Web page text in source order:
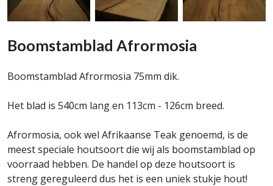
Boomstamblad Afrormosia
Boomstamblad Afrormosia 75mm dik.
Het blad is 540cm lang en 113cm - 126cm breed.
Afrormosia, ook wel Afrikaanse Teak genoemd, is de
meest speciale houtsoort die wij als boomstamblad op
voorraad hebben. De handel op deze houtsoort is
streng gereguleerd dus het is een uniek stukje hout!